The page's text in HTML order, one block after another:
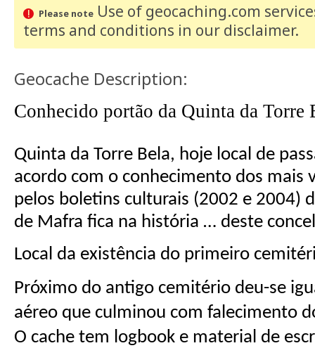
Please noteUse of geocaching.com
terms and conditions in our disclaimer.
Geocache Description:
Conhecido portão da Quinta da Torre
Quinta da Torre Bela, hoje local de
acordo com o conhecimento dos mais
pelos boletins culturais (2002 e 2004)
de Mafra fica na história … deste
Local da existência do primeiro
Próximo do antigo cemitério deu-se
aéreo que culminou com falecimento
O cache tem logbook e material de